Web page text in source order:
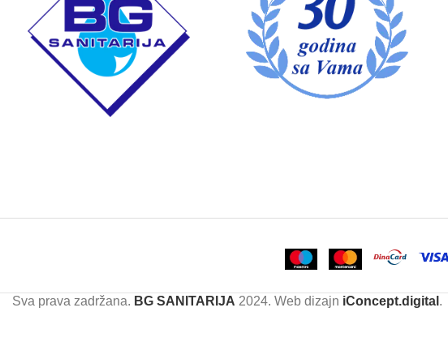
Sva prava zadržana. BG SANITARIJA 2024. Web dizajn iConcept.digital .